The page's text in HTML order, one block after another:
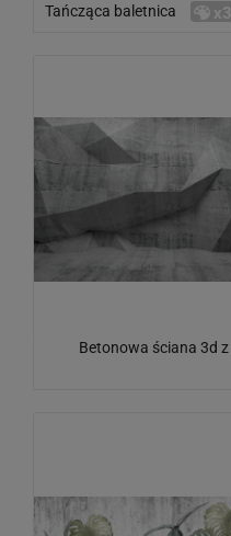
Tańcząca baletnica x3
Betonowa ściana 3d z